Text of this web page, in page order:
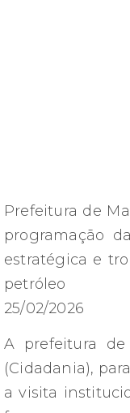
Prefeitura de
programação
estratégica e
petróleo
25/02/2026
A prefeitura de
(Cidadania),
a visita